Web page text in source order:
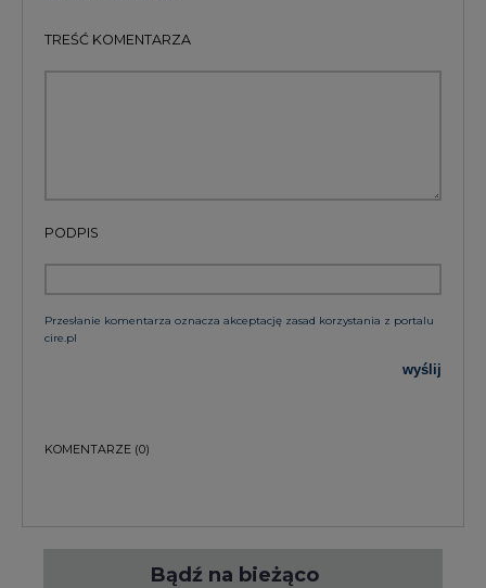
TREŚĆ KOMENTARZA
PODPIS
Przesłanie komentarza oznacza akceptację zasad korzystania z portalu
cire.pl
wyślij
KOMENTARZE (0)
Bądź na bieżąco